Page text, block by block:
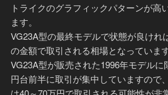
トライクのグラフィックパターンが高
ます。
VG23A型の最終モデルで状態が良けれ
の金額で取引される相場となっています
VG23A型が販売された1996年モデルに
円台前半に取引が集中していますので